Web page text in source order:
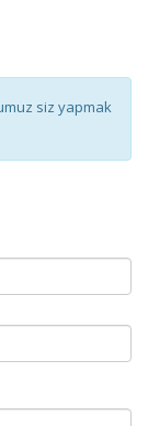
siz yapmak